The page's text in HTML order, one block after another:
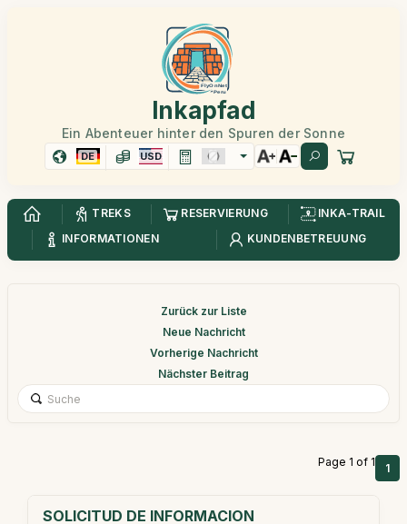
Inkapfad
Ein Abenteuer hinter den Spuren der Sonne
DE USD
TREKS RESERVIERUNG
INKA-TRAIL
INFORMATIONEN
KUNDENBETREUUNG
Zurück zur Liste
Neue Nachricht
Vorherige Nachricht
Nächster Beitrag
Page 1 of 1 1
SOLICITUD DE INFORMACION